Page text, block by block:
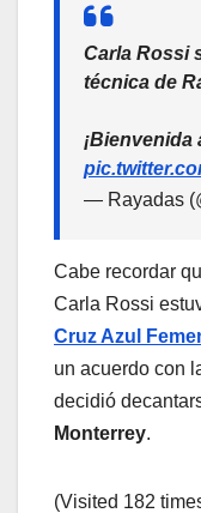
Carla Rossi
técnica de
¡Bienvenida
— Rayadas
Cabe recordar
Carla Rossi
Cruz Azul
un acuerdo con
decidió
Monterrey.
(Visited 182